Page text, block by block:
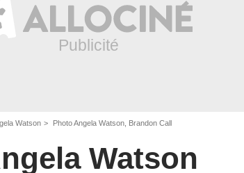
Watson Photo Angela Watson, Brandon Call
Watson